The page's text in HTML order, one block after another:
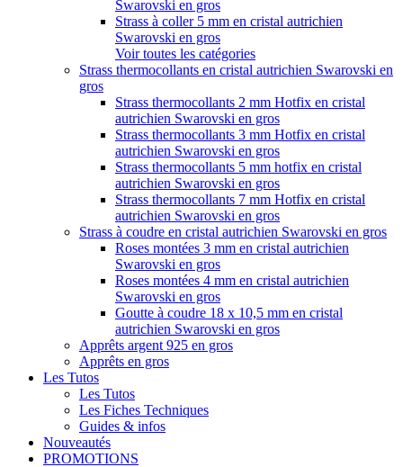
Swarovski en gros
Strass à coller 5 mm en cristal autrichien
Swarovski en gros
Voir toutes les catégories
Strass thermocollants en cristal autrichien Swarovski en
gros
Strass thermocollants 2 mm Hotfix en cristal
autrichien Swarovski en gros
Strass thermocollants 3 mm Hotfix en cristal
autrichien Swarovski en gros
Strass thermocollants 5 mm hotfix en cristal
autrichien Swarovski en gros
Strass thermocollants 7 mm Hotfix en cristal
autrichien Swarovski en gros
Strass à coudre en cristal autrichien Swarovski en gros
Roses montées 3 mm en cristal autrichien
Swarovski en gros
Roses montées 4 mm en cristal autrichien
Swarovski en gros
Goutte à coudre 18 x 10,5 mm en cristal
autrichien Swarovski en gros
Apprêts argent 925 en gros
Apprêts en gros
Les Tutos
Les Tutos
Les Fiches Techniques
Guides & infos
Nouveautés
PROMOTIONS